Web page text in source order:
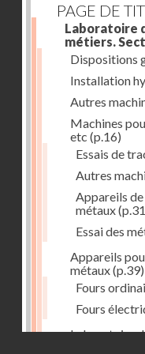
PAGE DE
Laboratoire
métiers.
Dispositions
Installation
Autres
Machines
etc (p.16)
Essais de
Autres
Appareils
métaux
Essai des
Appareils
métaux(p.39)
Fours
Fours
Laboratoire